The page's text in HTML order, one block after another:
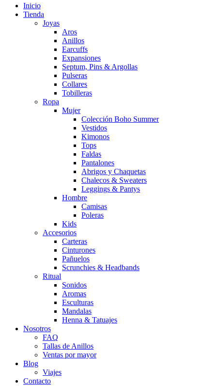
Inicio
Tienda
Joyas
Aros
Anillos
Earcuffs
Expansiones
Septum, Pins & Argollas
Pulseras
Collares
Tobilleras
Ropa
Mujer
Colección Boho Summer
Vestidos
Kimonos
Tops
Faldas
Pantalones
Abrigos y Chaquetas
Chalecos & Sweaters
Leggings & Pantys
Hombre
Camisas
Poleras
Kids
Accesorios
Carteras
Cinturones
Pañuelos
Scrunchies & Headbands
Ritual
Sonidos
Aromas
Esculturas
Mandalas
Henna & Tatuajes
Nosotros
FAQ
Tallas de Anillos
Ventas por mayor
Blog
Viajes
Contacto